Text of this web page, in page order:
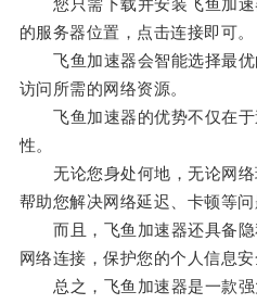
您只需下载并安装飞鱼加速
的服务器位置，点击连接即可。
飞鱼加速器会智能选择最优
访问所需的网络资源。
飞鱼加速器的优势不仅在于
性。
无论您身处何地，无论网络
帮助您解决网络延迟、卡顿等
而且，飞鱼加速器还具备隐
网络连接，保护您的个人信息安
总之，飞鱼加速器是一款强